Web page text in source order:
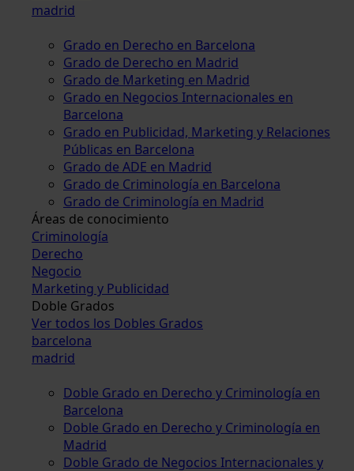
madrid
Grado en Derecho en Barcelona
Grado de Derecho en Madrid
Grado de Marketing en Madrid
Grado en Negocios Internacionales en
Barcelona
Grado en Publicidad, Marketing y Relaciones
Públicas en Barcelona
Grado de ADE en Madrid
Grado de Criminología en Barcelona
Grado de Criminología en Madrid
Áreas de conocimiento
Criminología
Derecho
Negocio
Marketing y Publicidad
Doble Grados
Ver todos los Dobles Grados
barcelona
madrid
Doble Grado en Derecho y Criminología en
Barcelona
Doble Grado en Derecho y Criminología en
Madrid
Doble Grado de Negocios Internacionales y